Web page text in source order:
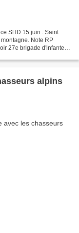
SHD 15 juin : Saint
Note RP
27e brigade d'infanterie
alpins